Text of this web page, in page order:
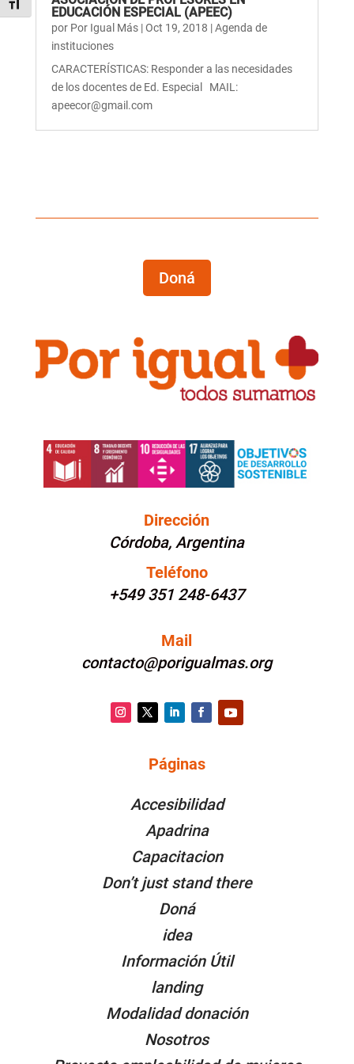
Alternar tamaño de letra
EDUCACIÓN ESPECIAL (APEEC)
por Por Igual Más|Oct 19, 2018 |Agenda de
instituciones
CARACTERÍSTICAS: Responder a las necesidades
de los docentes de Ed. Especial MAIL:
apeecor@gmail.com
Doná
Dirección
Córdoba, Argentina
Teléfono
+549 351 248-6437
Mail
contacto@porigualmas.org
Facebook
Páginas
Accesibilidad
Apadrina
Capacitacion
Don’t just stand there
Doná
idea
Información Útil
landing
Modalidad donación
Nosotros